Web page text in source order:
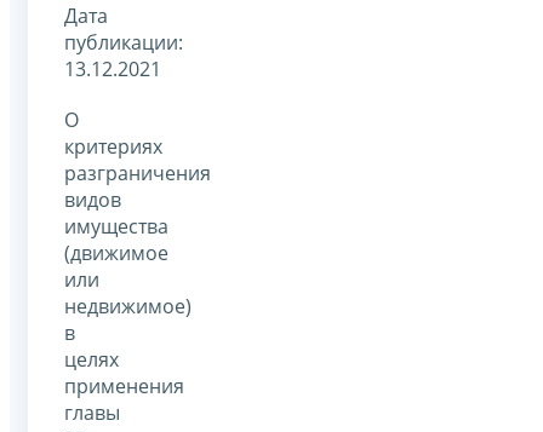
Дата
публикации:
13.12.2021
О
критериях
разграничения
видов
имущества
(движимое
или
недвижимое)
в
целях
применения
главы